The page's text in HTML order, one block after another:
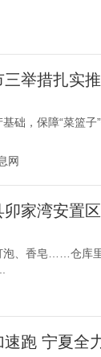
三举措扎实
础，保障“菜篮
网
卯家湾安置
泡、香皂……仓库
跑 宁夏全